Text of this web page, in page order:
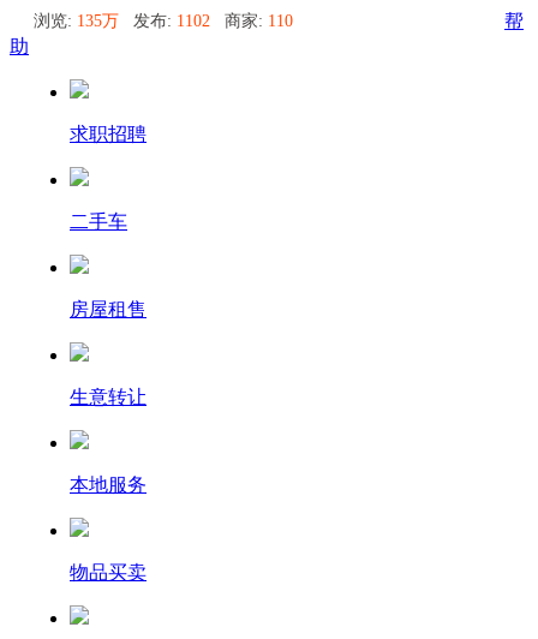
浏览: 135万 发布: 1102 商家: 110
帮
助
求职招聘
二手车
房屋租售
生意转让
本地服务
物品买卖